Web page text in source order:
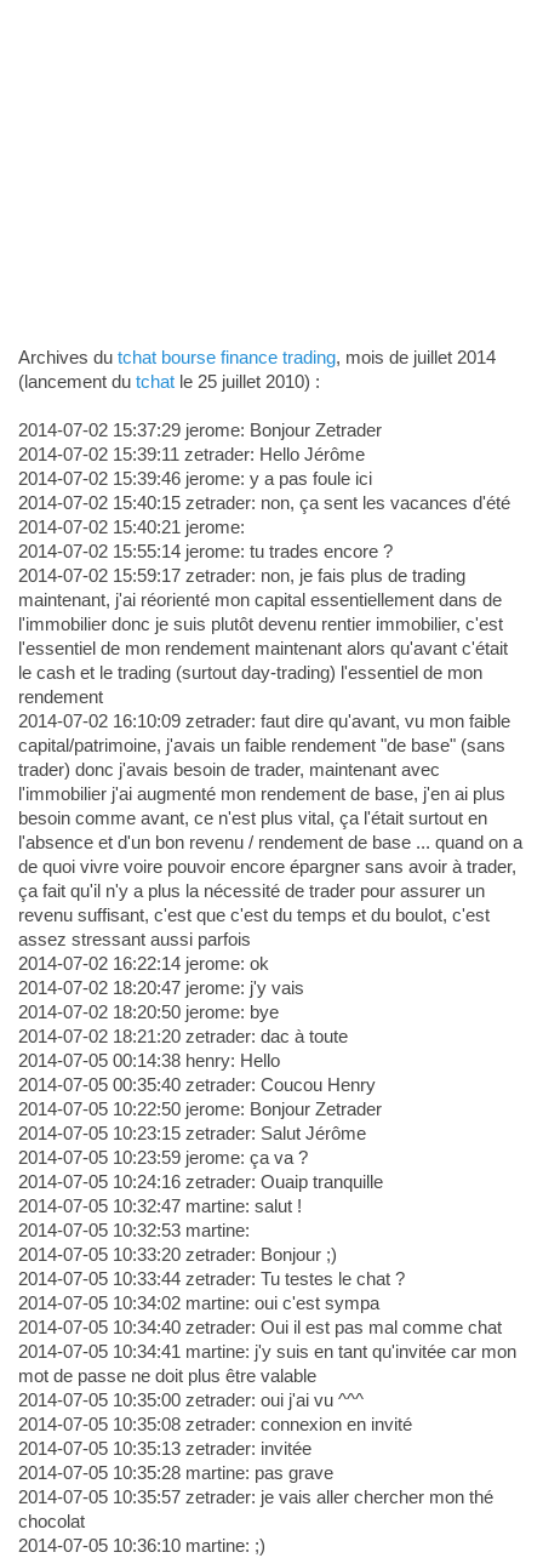
Archives du tchat bourse finance trading, mois de juillet 2014
(lancement du tchatle 25 juillet 2010) :
2014-07-02 15:37:29 jerome: Bonjour Zetrader
2014-07-02 15:39:11 zetrader: Hello Jérôme
2014-07-02 15:39:46 jerome: y a pas foule ici
2014-07-02 15:40:15 zetrader: non, ça sent les vacances d'été
2014-07-02 15:40:21 jerome:
2014-07-02 15:55:14 jerome: tu trades encore ?
2014-07-02 15:59:17 zetrader: non, je fais plus de trading
maintenant, j'ai réorienté mon capital essentiellement dans de
l'immobilier donc je suis plutôt devenu rentier immobilier, c'est
l'essentiel de mon rendement maintenant alors qu'avant c'était
le cash et le trading (surtout day-trading) l'essentiel de mon
rendement
2014-07-02 16:10:09 zetrader: faut dire qu'avant, vu mon faible
capital/patrimoine, j'avais un faible rendement "de base" (sans
trader) donc j'avais besoin de trader, maintenant avec
l'immobilier j'ai augmenté mon rendement de base, j'en ai plus
besoin comme avant, ce n'est plus vital, ça l'était surtout en
l'absence et d'un bon revenu / rendement de base ... quand on a
de quoi vivre voire pouvoir encore épargner sans avoir à trader,
ça fait qu'il n'y a plus la nécessité de trader pour assurer un
revenu suffisant, c'est que c'est du temps et du boulot, c'est
assez stressant aussi parfois
2014-07-02 16:22:14 jerome: ok
2014-07-02 18:20:47 jerome: j'y vais
2014-07-02 18:20:50 jerome: bye
2014-07-02 18:21:20 zetrader: dac à toute
2014-07-05 00:14:38 henry: Hello
2014-07-05 00:35:40 zetrader: Coucou Henry
2014-07-05 10:22:50 jerome: Bonjour Zetrader
2014-07-05 10:23:15 zetrader: Salut Jérôme
2014-07-05 10:23:59 jerome: ça va ?
2014-07-05 10:24:16 zetrader: Ouaip tranquille
2014-07-05 10:32:47 martine: salut !
2014-07-05 10:32:53 martine:
2014-07-05 10:33:20 zetrader: Bonjour ;)
2014-07-05 10:33:44 zetrader: Tu testes le chat ?
2014-07-05 10:34:02 martine: oui c'est sympa
2014-07-05 10:34:40 zetrader: Oui il est pas mal comme chat
2014-07-05 10:34:41 martine: j'y suis en tant qu'invitée car mon
mot de passe ne doit plus être valable
2014-07-05 10:35:00 zetrader: oui j'ai vu ^^^
2014-07-05 10:35:08 zetrader: connexion en invité
2014-07-05 10:35:13 zetrader: invitée
2014-07-05 10:35:28 martine: pas grave
2014-07-05 10:35:57 zetrader: je vais aller chercher mon thé
chocolat
2014-07-05 10:36:10 martine: ;)